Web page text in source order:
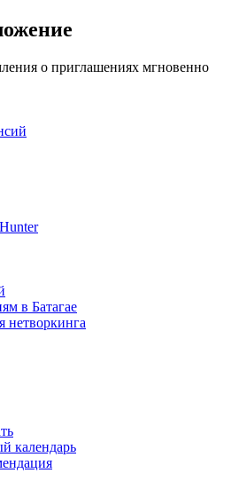
о приглашениях мгновенно
в Батагае
нетворкинга
календарь